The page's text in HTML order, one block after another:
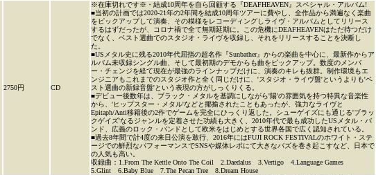
2750円 CD
※在庫切れです※・結成10周年を自ら回顧する『DEAFHEAVEN』スペシャル・アルバム!
■当初の計画では2020-21年の2年間を結成10周年ツアーに費やし、全作品から満遍なく楽曲
をピックアップして演奏、その模様をレコーディングしライヴ・アルバムとしてリリース
するはずだったが、コロナ禍で全て無期延期に。この危機にDEAFHEAVENはただ待つだけ
でなく、ベスト選曲でのスタジオ・ライヴを収録し、それをリリースすることを決断し
た。
■USメタル史に残る2010年代屈指の超名作『Sunbather』からの楽曲を中心に、最新作からア
ルバム未収録シングル曲、そして最初期のデモからも曲をピックアップ。数度のメンバ
ー・チェンジを経て現在が最強のラインナップだけに、演奏のキレも抜群。制作環境もエ
ンジニアもこれまでのスタジオ作と全く同じだけに、'スタジオ・ライヴ盤'というよりも'ベ
スト選曲の新録音盤'という表現の方がしっくりくる。
■デビュー後数年は、ブラック・メタルを基調にしながら'陽'の雰囲気を持つ特異な音楽性
から、'ヒップスター・メタル'などと揶揄されたこともあったが、強力なライヴと
Epitaph/Anti移籍後の2作でゲームを完全にひっくり返した。シューゲイズにも通じる'ブラッ
クゲイズ'なるジャンルを定着させた功績も大きく、2010年代で最も成功したUSメタル・バ
ンド、広義のロック・バンドとして欧米をはじめとする世界各国で広く認知されている。
■過去8年間で計4度の来日公演を敢行、2016年にはFUJI ROCK FESTIVALのホワイト・ステ
ージでの鮮烈なパフォーマンスでSNSや媒体レポにて大きなバズを巻き起こすなど、日本で
の人気も高い。
収録曲：1.From The Kettle Onto The Coil 2.Daedalus 3.Vertigo 4.Language Games
5.Glint 6.Baby Blue 7.The Pecan Tree 8.Dream House